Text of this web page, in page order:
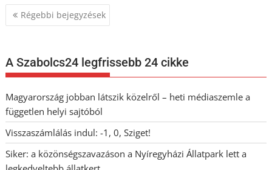
Bejegyzés
navigáció
Régebbi bejegyzések
A Szabolcs24 legfrissebb 24 cikke
Magyarország jobban látszik közelről – heti médiaszemle a
független helyi sajtóból
Visszaszámlálás indul: -1, 0, Sziget!
Siker: a közönségszavazáson a Nyíregyházi Állatpark lett a